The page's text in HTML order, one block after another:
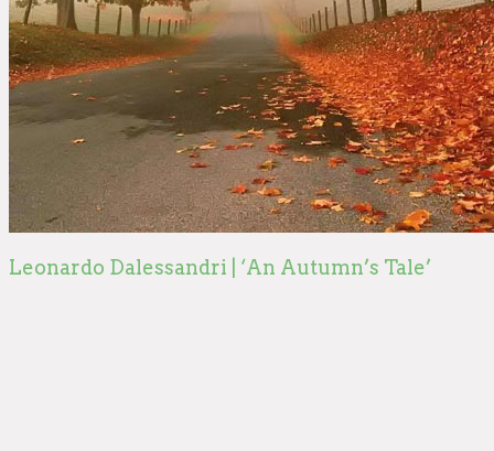
Leonardo Dalessandri | ‘An Autumn’s Tale’